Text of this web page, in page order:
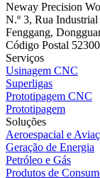
Neway Precision
N.º 3, Rua
Fenggang,
Código Postal
Serviços
Usinagem CNC
Superligas
Prototipagem CNC
Prototipagem
Soluções
Aeroespacial e
Geração de Energia
Petróleo e Gás
Produtos de